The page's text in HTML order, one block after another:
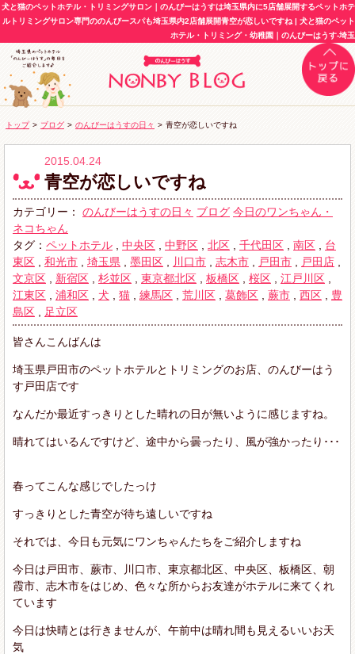
犬と猫のペットホテル・トリミングサロン｜のんびーはうすは埼玉県内に5店舗展開するペットホテ
ルトリミングサロン専門ののんびースパも埼玉県内2店舗展開青空が恋しいですね | 犬と猫のペット
ホテル・トリミング・幼稚園｜のんびーはうす-埼玉
トップ > ブログ > のんびーはうすの日々 > 青空が恋しいですね
2015.04.24
青空が恋しいですね
カテゴリー： のんびーはうすの日々 ブログ 今日のワンちゃん・
ネコちゃん
タグ： ペットホテル 中央区 中野区 北区 千代田区 南区
台
東区
和光市 埼玉県 墨田区 川口市 志木市 戸田市 戸田店
文京区
新宿区 杉並区 東京都北区 板橋区 桜区 江戸川区
江東区
浦和区 犬 猫 練馬区 荒川区 葛飾区 蕨市 西区
豊
島区
足立区
皆さんこんばんは
埼玉県戸田市のペットホテルとトリミングのお店、のんびーはう
す戸田店です
なんだか最近すっきりとした晴れの日が無いように感じますね。
晴れてはいるんですけど、途中から曇ったり、風が強かったり･･･
春ってこんな感じでしたっけ
すっきりとした青空が待ち遠しいですね
それでは、今日も元気にワンちゃんたちをご紹介しますね
今日は戸田市、蕨市、川口市、東京都北区、中央区、板橋区、朝
霞市、志木市をはじめ、色々な所からお友達がホテルに来てくれ
ています
今日は快晴とは行きませんが、午前中は晴れ間も見えるいいお天
気